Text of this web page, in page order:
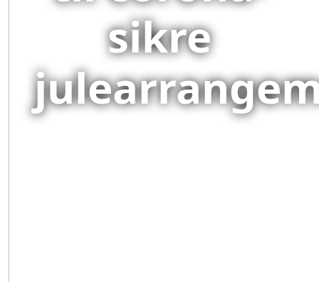
sikre